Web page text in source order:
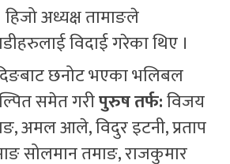
अध्यक्ष तामाङले
विदाई गरेका थिए ।
छनोट भएका भलिबल
समेत गरीपुरुष तर्फ:विजय
अमल आले, विदुर इटनी, प्रताप
सोलमान तमाङ, राजकुमार